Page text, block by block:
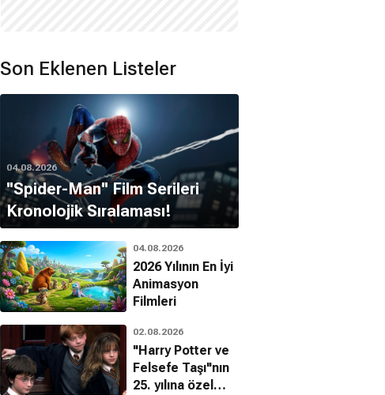
Son Eklenen Listeler
04.08.2026
''Spider-Man'' Film Serileri
Kronolojik Sıralaması!
04.08.2026
2026 Yılının En İyi
Animasyon
Filmleri
02.08.2026
"Harry Potter ve
Felsefe Taşı"nın
25. yılına özel